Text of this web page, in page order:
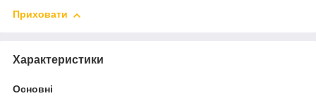
Приховати
Характеристики
Основні